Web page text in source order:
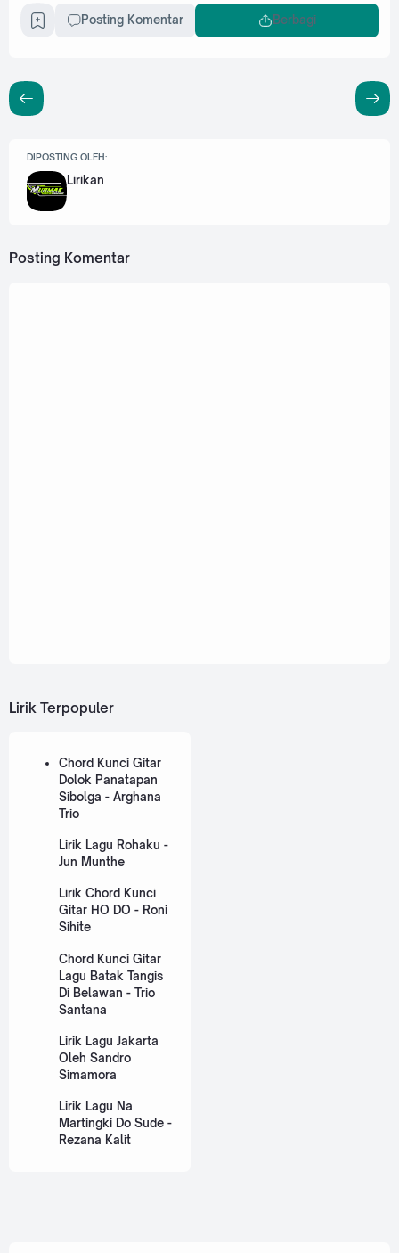
Posting Komentar Berbagi
DIPOSTING OLEH:
Lirikan
Posting Komentar
Lirik Terpopuler
Chord Kunci Gitar
Dolok Panatapan
Sibolga - Arghana
Trio
Lirik Lagu Rohaku -
Jun Munthe
Lirik Chord Kunci
Gitar HO DO - Roni
Sihite
Chord Kunci Gitar
Lagu Batak Tangis
Di Belawan - Trio
Santana
Lirik Lagu Jakarta
Oleh Sandro
Simamora
Lirik Lagu Na
Martingki Do Sude -
Rezana Kalit